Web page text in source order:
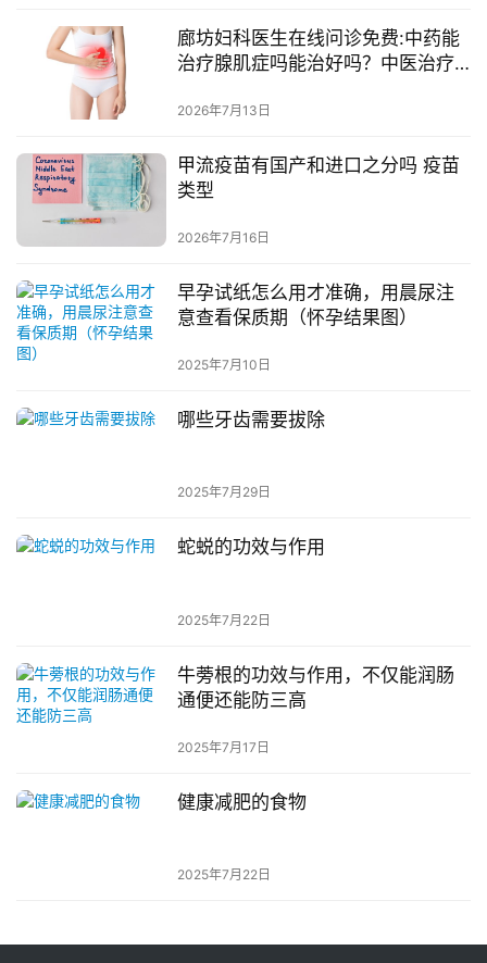
廊坊妇科医生在线问诊免费:中药能
治疗腺肌症吗能治好吗？中医治疗
院】
2026年7月13日
甲流疫苗有国产和进口之分吗 疫苗
类型
2026年7月16日
早孕试纸怎么用才准确，用晨尿注
意查看保质期（怀孕结果图）
2025年7月10日
哪些牙齿需要拔除
2025年7月29日
蛇蜕的功效与作用
2025年7月22日
牛蒡根的功效与作用，不仅能润肠
通便还能防三高
2025年7月17日
健康减肥的食物
2025年7月22日